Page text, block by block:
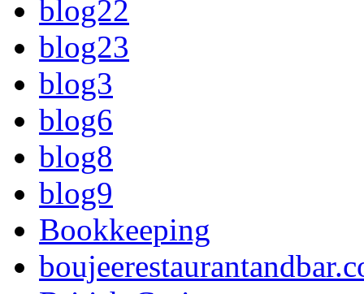
blog22
blog23
blog3
blog6
blog8
blog9
Bookkeeping